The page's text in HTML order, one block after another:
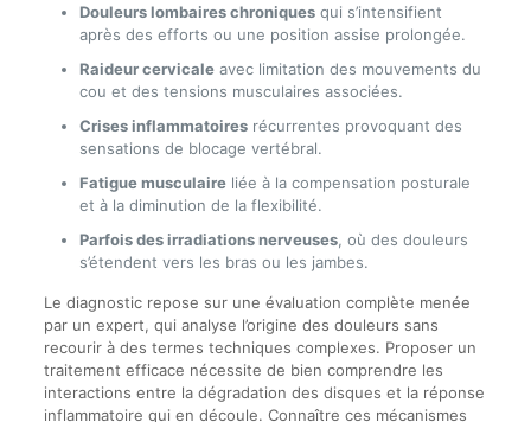
Douleurs lombaires chroniquesqui s’intensifient
après des efforts ou une position assise prolongée.
Raideur cervicaleavec limitation des mouvements du
cou et des tensions musculaires associées.
Crises inflammatoiresrécurrentes provoquant des
sensations de blocage vertébral.
Fatigue musculaireliée à la compensation posturale
et à la diminution de la flexibilité.
Parfois des irradiations nerveuses, où des douleurs
s’étendent vers les bras ou les jambes.
Le diagnostic repose sur une évaluation complète menée
par un expert, qui analyse l’origine des douleurs sans
recourir à des termes techniques complexes. Proposer un
traitement efficace nécessite de bien comprendre les
interactions entre la dégradation des disques et la réponse
inflammatoire qui en découle. Connaître ces mécanismes